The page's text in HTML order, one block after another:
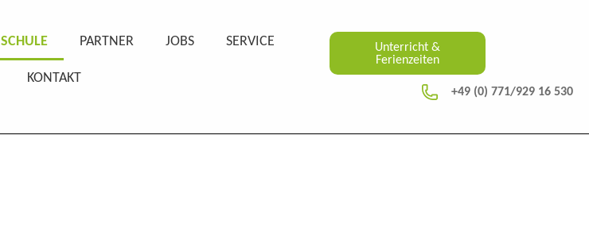
SCHULE PARTNER JOBS SERVICE
KONTAKT
Unterricht &
Ferienzeiten
+49 (0) 771/929 16 530